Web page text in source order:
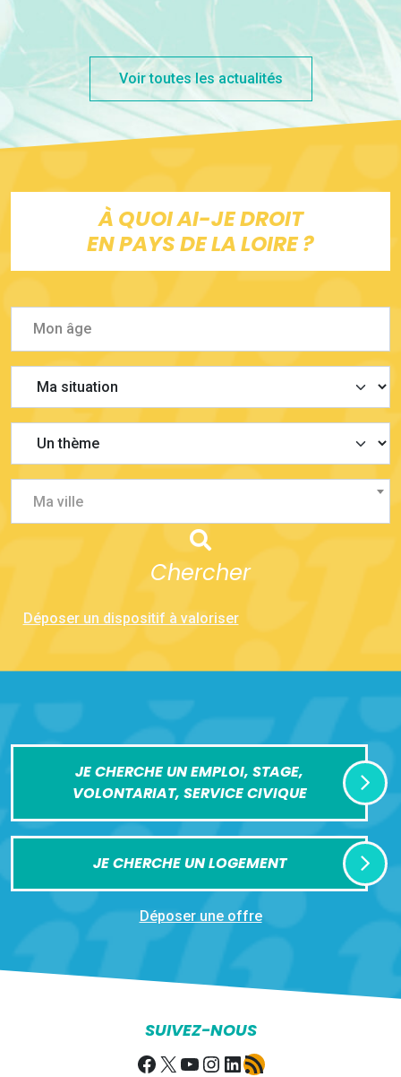
Voir toutes les actualités
À QUOI AI-JE DROIT
EN PAYS DE LA LOIRE ?
Ma ville
Chercher
Déposer un dispositif à valoriser
JE CHERCHE UN EMPLOI, STAGE,
VOLONTARIAT, SERVICE CIVIQUE
JE CHERCHE UN LOGEMENT
Déposer une offre
SUIVEZ-NOUS
Facebook
X YouTube
Instagram
LinkedIn
Flux RSS